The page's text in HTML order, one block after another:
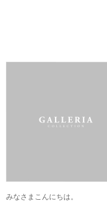
みなさまこんにちは。